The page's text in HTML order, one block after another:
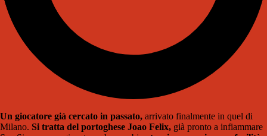
Un giocatore già cercato in passato, arrivato finalmente in quel di
Milano. Si tratta del portoghese Joao Felix, già pronto a infiammare